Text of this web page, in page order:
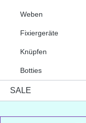
Weben
Fixiergeräte
Knüpfen
Botties
SALE